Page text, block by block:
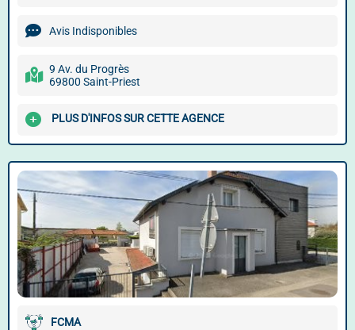
Avis Indisponibles
9 Av. du Progrès
69800 Saint-Priest
PLUS D'INFOS SUR CETTE AGENCE
FCMA